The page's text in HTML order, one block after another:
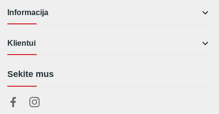
Informacija 
Klientui 
Sekite mus